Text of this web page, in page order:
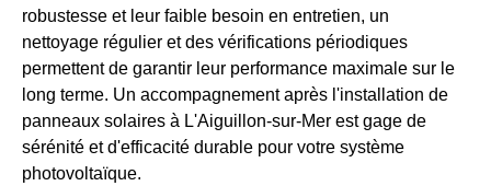
robustesse et leur faible besoin en entretien, un
nettoyage régulier et des vérifications périodiques
permettent de garantir leur performance maximale sur le
long terme. Un accompagnement après l'installation de
panneaux solaires à L'Aiguillon-sur-Mer est gage de
sérénité et d'efficacité durable pour votre système
photovoltaïque.